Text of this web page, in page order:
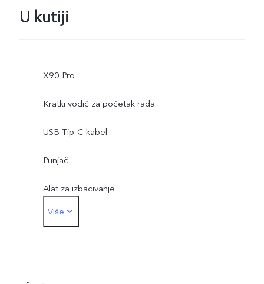
U kutiji
X90 Pro
Kratki vodič za početak rada
USB Tip-C kabel
Punjač
Alat za izbacivanje
Futrola za telefon
Više